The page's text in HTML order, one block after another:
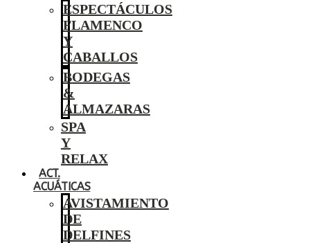
ESPECTÁCULOS
FLAMENCO
Y
CABALLOS
BODEGAS
&
ALMAZARAS
SPA
Y
RELAX
ACT.
ACUÁTICAS
AVISTAMIENTO
DE
DELFINES